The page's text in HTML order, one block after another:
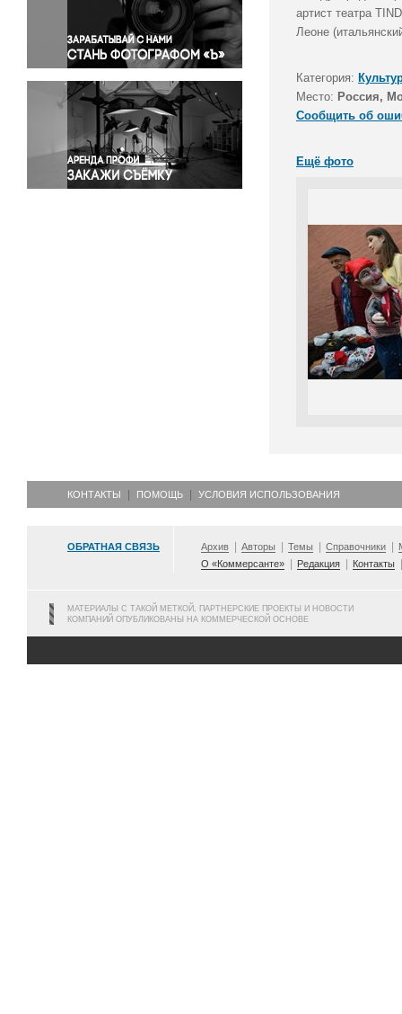
Правосудие
Происшествия и конфликты
Религия
Светская жизнь
Спорт
Экология
Экономика и бизнес
артист театра
Леоне
Категория:
Место: Россия,
Сообщить об
Ещё фото
КОНТАКТЫ ПОМОЩЬ УСЛОВИЯ ИСПОЛЬЗОВАНИЯ
ОБРАТНАЯ СВЯЗЬ Архив Авторы Темы Справочники
О «Коммерсанте»
Редакция Контакты
МАТЕРИАЛЫ С ТАКОЙ МЕТКОЙ, ПАРТНЕРСКИЕ ПРОЕКТЫ И НОВОСТИ
КОМПАНИЙ ОПУБЛИКОВАНЫ НА КОММЕРЧЕСКОЙ ОСНОВЕ